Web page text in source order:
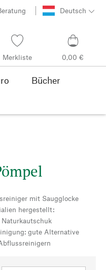
Deutsch
Merkliste 0,00 €
Bücher
mit Saugglocke
hergestellt:
gute Alternative